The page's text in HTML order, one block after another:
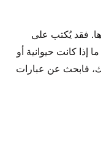
فقد يُكتب على
إذا كانت حيوانية أو
فابحث عن عبارات